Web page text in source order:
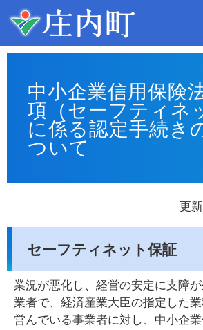
このページの本文へ
中小企業信用保険
項（セーフティネ
に係る認定手続き
ついて
更
セーフティネット保証
業況が悪化し、経営の安定に支障
業者で、経済産業大臣の指定した
営んでいる事業者に対し、中小企